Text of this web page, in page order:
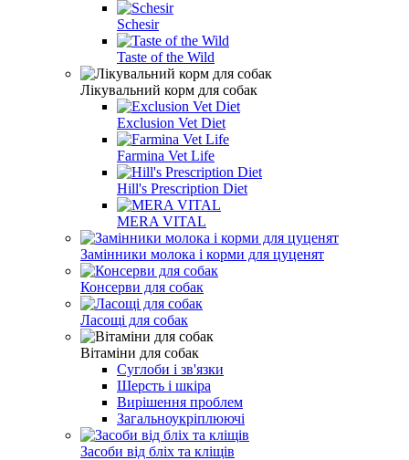
Schesir
Taste of the Wild
Лікувальний корм для собак
Exclusion Vet Diet
Farmina Vet Life
Hill's Prescription Diet
MERA VITAL
Замінники молока і корми для цуценят
Консерви для собак
Ласощі для собак
Вітаміни для собак
Суглоби і зв'язки
Шерсть і шкіра
Вирішення проблем
Загальноукріплюючі
Засоби від бліх та кліщів